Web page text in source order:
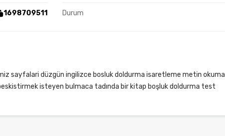
1698709511 Durum
sayfalari düzgün ingilizce bosluk doldurma isaretleme metin okuma
isteyen bulmaca tadında bir kitap boşluk doldurma test